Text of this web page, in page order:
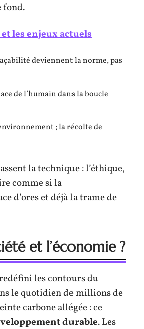
fond.
les enjeux actuels
deviennent la norme, pas
de l’humain dans la boucle
; la récolte de
la technique : l’éthique,
comme si la
d’ores et déjà la trame de
et l’économie ?
les contours du
le quotidien de millions de
carbone allégée : ce
durable. Les